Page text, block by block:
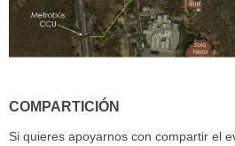
COMPARTICIÓN
Si quieres apoyarnos con compartir el